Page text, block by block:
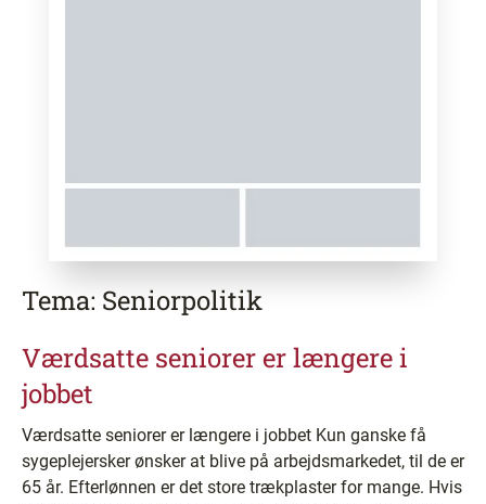
Tema: Seniorpolitik
Værdsatte seniorer er længere i
jobbet
Værdsatte seniorer er længere i jobbet Kun ganske få
sygeplejersker ønsker at blive på arbejdsmarkedet, til de er
65 år. Efterlønnen er det store trækplaster for mange. Hvis